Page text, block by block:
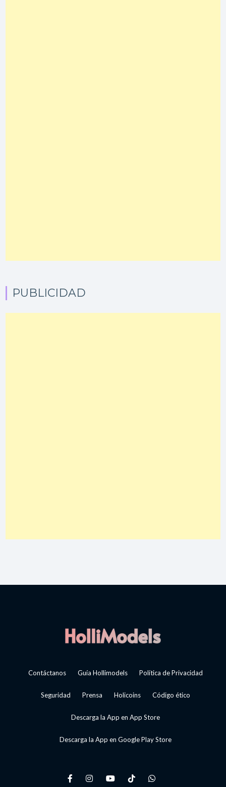
PUBLICIDAD
Contáctanos Guía Hollimodels Política de Privacidad
Seguridad Prensa Holicoins Código ético
Descarga la App en App Store
Descarga la App en Google Play Store